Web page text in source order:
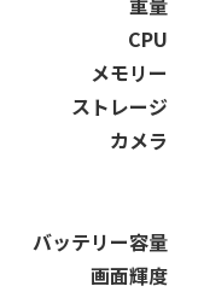
CPU
メモリー
ストレージ
カメラ
バッテリー容量
画面輝度